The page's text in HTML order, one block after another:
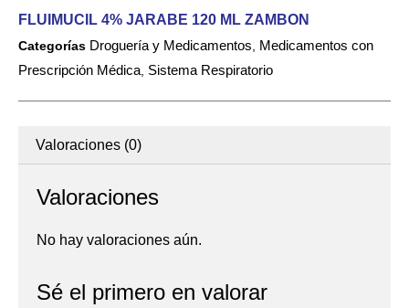
FLUIMUCIL 4% JARABE 120 ML ZAMBON
Categorías Droguería y Medicamentos, Medicamentos con
Prescripción Médica, Sistema Respiratorio
Valoraciones (0)
Valoraciones
No hay valoraciones aún.
Sé el primero en valorar